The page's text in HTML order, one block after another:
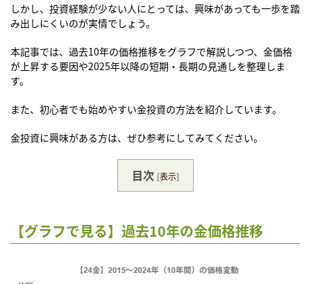
しかし、投資経験が少ない人にとっては、興味があっても一歩を踏
み出しにくいのが実情でしょう。
本記事では、過去10年の価格推移をグラフで解説しつつ、金価格
が上昇する要因や2025年以降の短期・長期の見通しを整理しま
す。
また、初心者でも始めやすい金投資の方法を紹介しています。
金投資に興味がある方は、ぜひ参考にしてみてください。
目次 [表示]
【グラフで見る】過去10年の金価格推移